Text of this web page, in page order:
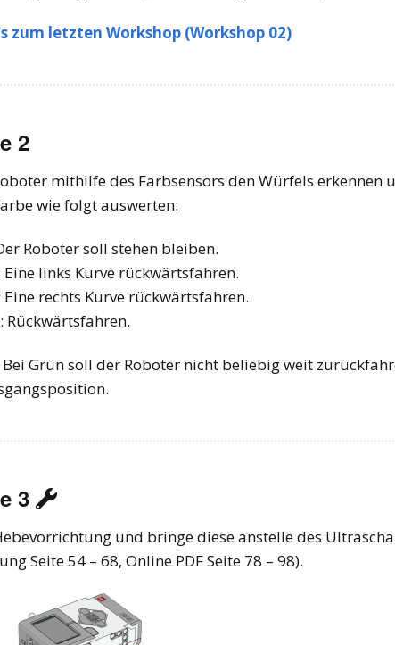
Wettbewerb 2024
zum letzten Workshop (Workshop 02)
2
mithilfe des Farbsensors den Würfels erkennen
wie folgt auswerten:
Roboter soll stehen bleiben.
Eine links Kurve rückwärtsfahren.
Eine rechts Kurve rückwärtsfahren.
Rückwärtsfahren.
Bei Grün soll der Roboter nicht beliebig weit
3 
und bringe diese anstelle des
Seite 54 – 68, Online PDF Seite 78 – 98).